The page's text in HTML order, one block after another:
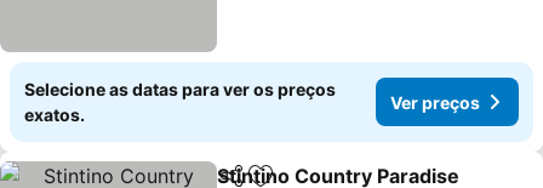
Selecione as datas para ver os preços
exatos.
Ver preços
Stintino Country Paradise